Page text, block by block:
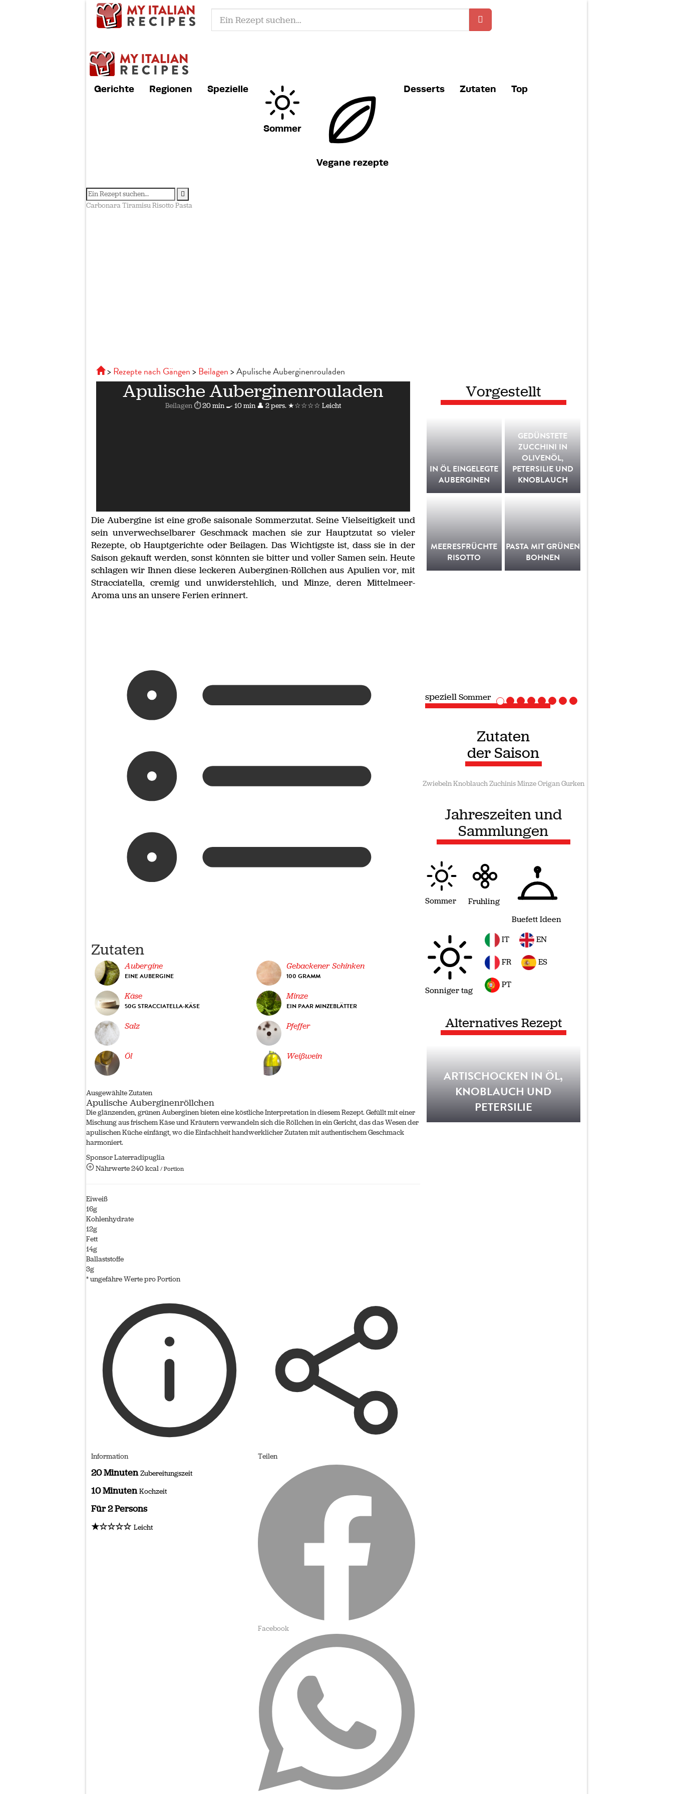
Gerichte Regionen Spezielle
Sommer
Vegane rezepte
Desserts Zutaten Top
CarbonaraTiramisuRisottoPasta
Rezepte nach Gängen Beilagen Apulische Auberginenrouladen
Apulische Auberginenrouladen
Beilagen ⏱ 20 min🍳 10 min 👤 2 pers. ★☆☆☆☆ Leicht
Die Aubergine ist eine große saisonale Sommerzutat. Seine Vielseitigkeit und
sein unverwechselbarer Geschmack machen sie zur Hauptzutat so vieler
Rezepte, ob Hauptgerichte oder Beilagen. Das Wichtigste ist, dass sie in der
Saison gekauft werden, sonst könnten sie bitter und voller Samen sein. Heute
schlagen wir Ihnen diese leckeren Auberginen-Röllchen aus Apulien vor, mit
Stracciatella, cremig und unwiderstehlich, und Minze, deren Mittelmeer-
Aroma uns an unsere Ferien erinnert.
Zutaten
Aubergine
EINE AUBERGINE
Gebackener Schinken
100 GRAMM
Käse
50G STRACCIATELLA-KÄSE
Minze
EIN PAAR MINZEBLÄTTER
Salz Pfeffer
Öl Weißwein
Ausgewählte Zutaten
Apulische Auberginenröllchen
Die glänzenden, grünen Auberginen bieten eine köstliche Interpretation in diesem Rezept. Gefüllt mit einer
Mischung aus frischem Käse und Kräutern verwandeln sich die Röllchen in ein Gericht, das das Wesen der
apulischen Küche einfängt, wo die Einfachheit handwerklicher Zutaten mit authentischem Geschmack
harmoniert.
Sponsor Laterradipuglia
Nährwerte240 kcal/ Portion
Eiweiß
16g
Kohlenhydrate
12g
Fett
14g
Ballaststoffe
3g
* ungefähre Werte pro Portion
Information
20 MinutenZubereitungszeit
10 MinutenKochzeit
Für 2 Persons
★☆☆☆☆ Leicht
Teilen
Facebook
Vorgestellt
IN ÖL EINGELEGTE
AUBERGINEN
GEDÜNSTETE
ZUCCHINI IN
OLIVENÖL,
PETERSILIE UND
KNOBLAUCH
MEERESFRÜCHTE
RISOTTO
PASTA MIT GRÜNEN
BOHNEN
speziellVegane rezepte
Zutaten
der Saison
ZwiebelnKnoblauchZuchinisMinzeOriganGurken
Jahreszeiten und
Sammlungen
Sommer
Fruhling
Buefett Ideen
Sonniger tag
IT EN
FR ES
PT
Alternatives Rezept
ARTISCHOCKEN IN ÖL,
KNOBLAUCH UND
PETERSILIE